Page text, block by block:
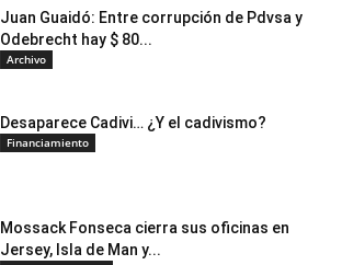
Juan Guaidó: Entre corrupción de Pdvsa y
Odebrecht hay $ 80...
Archivo
Desaparece Cadivi… ¿Y el cadivismo?
Financiamiento
Mossack Fonseca cierra sus oficinas en
Jersey, Isla de Man y...